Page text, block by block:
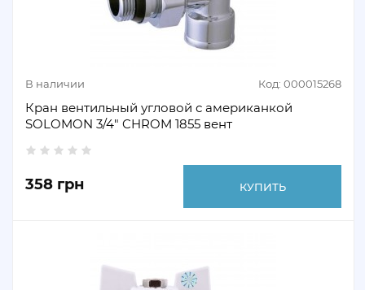
В наличии Код: 000015268
Кран вентильный угловой с американкой
SOLOMON 3/4" CHROM 1855 вент
358 грн КУПИТЬ